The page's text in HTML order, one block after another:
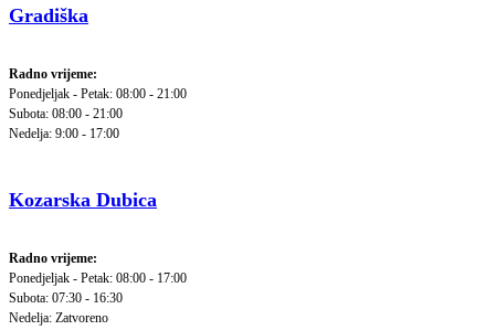
Gradiška
Radno vrijeme:
Ponedjeljak - Petak: 08:00 - 21:00
Subota: 08:00 - 21:00
Nedelja: 9:00 - 17:00
Kozarska Dubica
Radno vrijeme:
Ponedjeljak - Petak: 08:00 - 17:00
Subota: 07:30 - 16:30
Nedelja: Zatvoreno